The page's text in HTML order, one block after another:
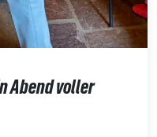
Abend voller